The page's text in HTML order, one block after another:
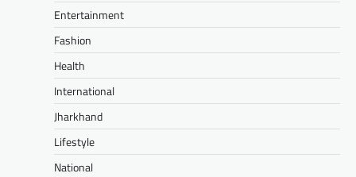
Entertainment
Fashion
Health
International
Jharkhand
Lifestyle
National